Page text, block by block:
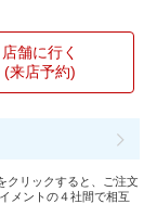
店舗に行く
(来店予約)
クリックすると、ご注文
メントの４社間で相互